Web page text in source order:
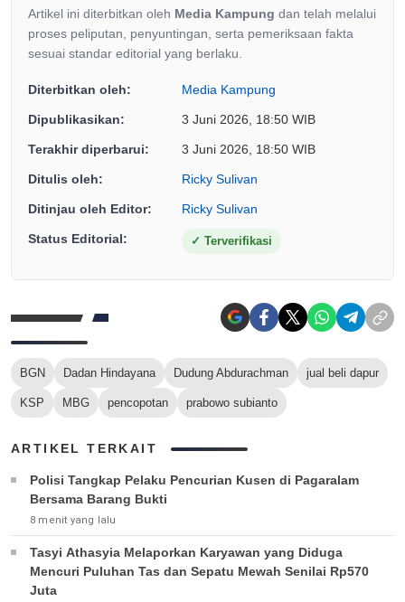
Artikel ini diterbitkan oleh Media Kampung dan telah melalui
proses peliputan, penyuntingan, serta pemeriksaan fakta
sesuai standar editorial yang berlaku.
Diterbitkan oleh: Media Kampung
Dipublikasikan: 3 Juni 2026, 18:50 WIB
Terakhir diperbarui: 3 Juni 2026, 18:50 WIB
Ditulis oleh: Ricky Sulivan
Ditinjau oleh Editor: Ricky Sulivan
Status Editorial: ✓ Terverifikasi
BGN Dadan Hindayana Dudung Abdurachman jual beli dapur
KSP MBG pencopotan prabowo subianto
ARTIKEL TERKAIT
Polisi Tangkap Pelaku Pencurian Kusen di Pagaralam
Bersama Barang Bukti
8 menit yang lalu
Tasyi Athasyia Melaporkan Karyawan yang Diduga
Mencuri Puluhan Tas dan Sepatu Mewah Senilai Rp570
Juta